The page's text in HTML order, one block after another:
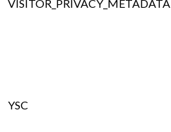
VISITOR_PRIVACY_METADATA
YSC